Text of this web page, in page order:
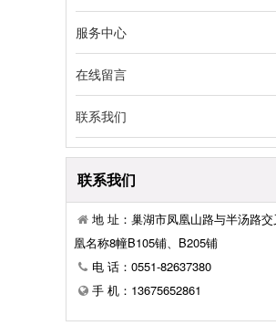
服务中心
在线留言
联系我们
联系我们
地 址：巢湖市凤凰山路与半汤路
凰名称8幢B105铺、B205铺
电 话：0551-82637380
手 机：13675652861